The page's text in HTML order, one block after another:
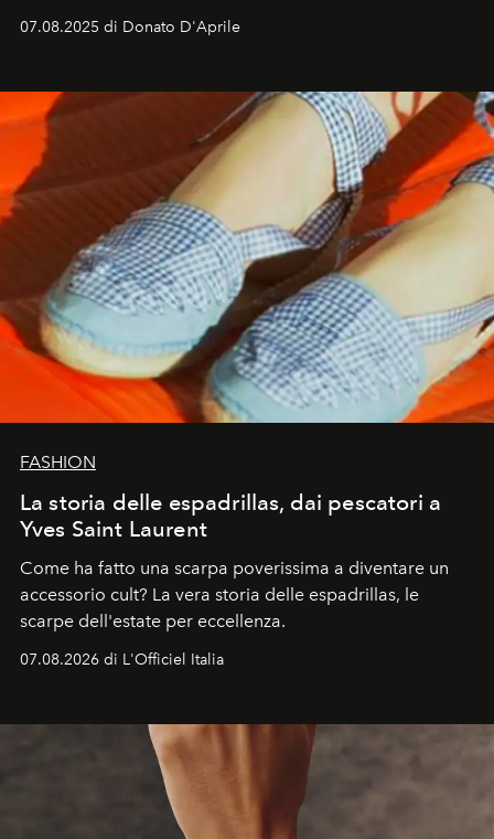
07.08.2025 di Donato D'Aprile
FASHION
La storia delle espadrillas, dai pescatori a
Yves Saint Laurent
Come ha fatto una scarpa poverissima a diventare un
accessorio cult? La vera storia delle espadrillas, le
scarpe dell'estate per eccellenza.
07.08.2026 di L'Officiel Italia